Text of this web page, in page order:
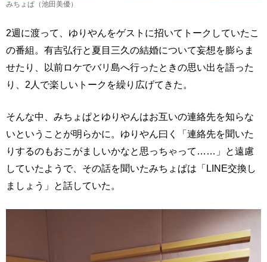
みちょぱ（池田美優）
2週に渡って、ゆりやんをゲストに招いてトークしていたこ
の番組。有吉弘行と夏目三久の結婚について妄想を膨らま
せたり、以前ロケでバリ島へ行ったときの思い出を語った
り、2人で楽しいトークを繰り広げてきた。
そんな中、みちょぱとゆりやんはお互いの連絡先を知らな
いということが明らかに。ゆりやん曰く「連絡先を聞いた
りするのもおこがましいかなと思っちゃって……」と遠慮
していたようで、その話を聞いたみちょぱは「LINE交換し
ましょう」と話していた。